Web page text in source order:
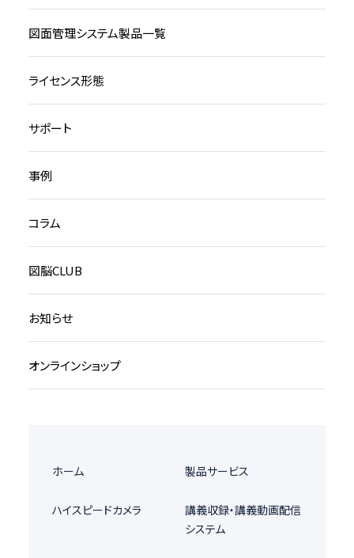
図面管理システム製品一覧
ライセンス形態
サポート
事例
コラム
図脳CLUB
お知らせ
オンラインショップ
ホーム 製品サービス
ハイスピードカメラ
講義収録・講義動画配信
システム